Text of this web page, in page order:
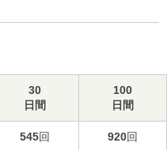
30
日間
100
日間
545回 920回